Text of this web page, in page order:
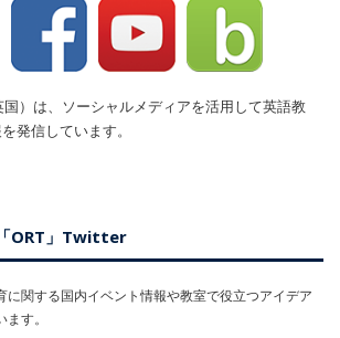
国）は、ソーシャルメディアを活用して英語教
発信しています。
「ORT」Twitter
に関する国内イベント情報や教室で役立つアイデア
す。